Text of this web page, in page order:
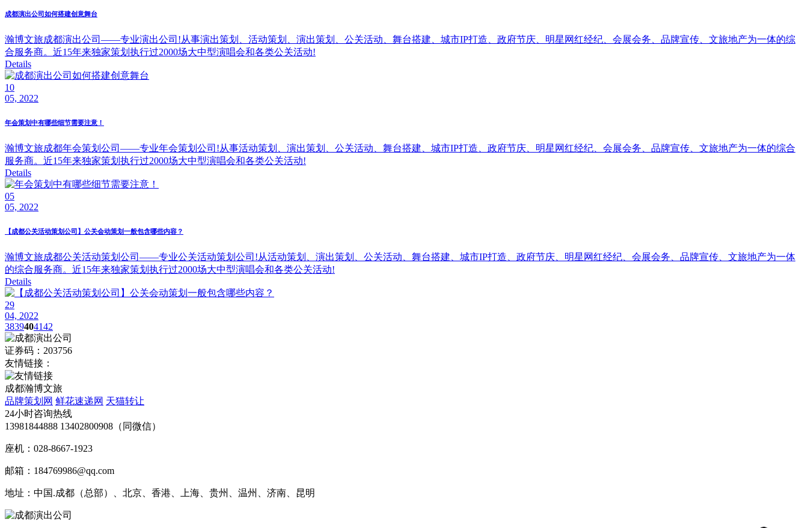
成都演出公司如何搭建创意舞台
瀚博文旅成都演出公司——专业演出公司!从事演出策划、活动策划、演出策划、公关活动、舞台搭建、城市IP打造、政府节庆、明星网红经纪、会展会务、品牌宣传、文旅地产为一体的综
合服务商。近15年来独家策划执行过2000场大中型演唱会和各类公关活动!
Details
10
05, 2022
年会策划中有哪些细节需要注意！
瀚博文旅成都年会策划公司——专业年会策划公司!从事活动策划、演出策划、公关活动、舞台搭建、城市IP打造、政府节庆、明星网红经纪、会展会务、品牌宣传、文旅地产为一体的综合
服务商。近15年来独家策划执行过2000场大中型演唱会和各类公关活动!
Details
05
05, 2022
【成都公关活动策划公司】公关会动策划一般包含哪些内容？
瀚博文旅成都公关活动策划公司——专业公关活动策划公司!从活动策划、演出策划、公关活动、舞台搭建、城市IP打造、政府节庆、明星网红经纪、会展会务、品牌宣传、文旅地产为一体
的综合服务商。近15年来独家策划执行过2000场大中型演唱会和各类公关活动!
Details
29
04, 2022
3839404142
证券码：203756
友情链接：
成都瀚博文旅
品牌策划网 鲜花速递网 天猫转让
24小时咨询热线
13981844888 13402800908（同微信）
座机：028-8667-1923
邮箱：184769986@qq.com
地址：中国.成都（总部）、北京、香港、上海、贵州、温州、济南、昆明